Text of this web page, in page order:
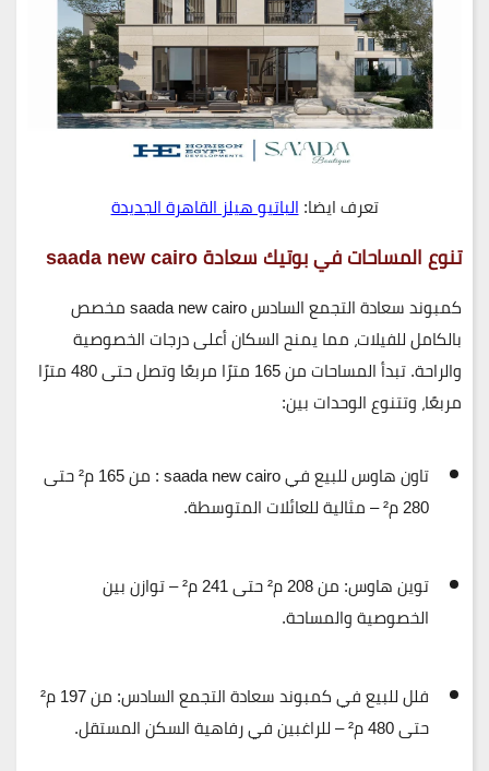
تعرف ايضا:الباتيو هيلز القاهرة الجديدة
تنوع المساحات في بوتيك سعادة saada new cairo
كمبوند سعادة التجمع السادس saada new cairo
مخصص
بالكامل للفيلات، مما يمنح السكان أعلى درجات الخصوصية
والراحة. تبدأ المساحات من165 مترًا مربعًا وتصل حتى
480 مترًا
مربعًا، وتتنوع الوحدات بين:
تاون هاوس للبيع في saada new cairo :
من 165 م² حتى
280 م² – مثالية للعائلات المتوسطة.
توين هاوس:
من 208 م² حتى 241 م² – توازن بين
الخصوصية والمساحة.
فلل للبيع في كمبوند سعادة التجمع السادس:
من 197 م²
حتى 480 م² – للراغبين في رفاهية السكن المستقل.